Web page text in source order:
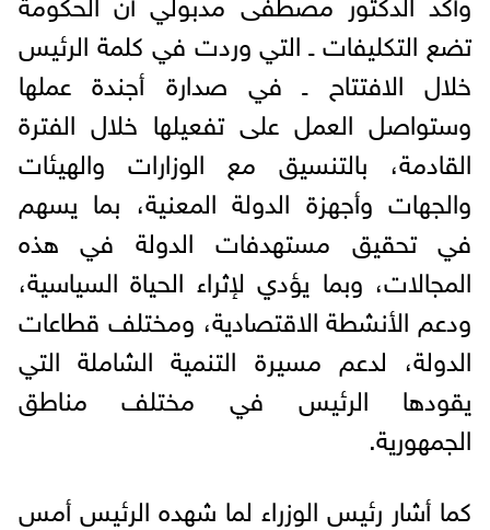
تضع التكليفات ـ التي وردت في كلمة الرئيس
خلال الافتتاح ـ في صدارة أجندة عملها
وستواصل العمل على تفعيلها خلال الفترة
القادمة، بالتنسيق مع الوزارات والهيئات
والجهات وأجهزة الدولة المعنية، بما يسهم
في تحقيق مستهدفات الدولة في هذه
المجالات، وبما يؤدي لإثراء الحياة السياسية،
ودعم الأنشطة الاقتصادية، ومختلف قطاعات
الدولة، لدعم مسيرة التنمية الشاملة التي
يقودها الرئيس في مختلف مناطق
الجمهورية.
كما أشار رئيس الوزراء لما شهده الرئيس أمس